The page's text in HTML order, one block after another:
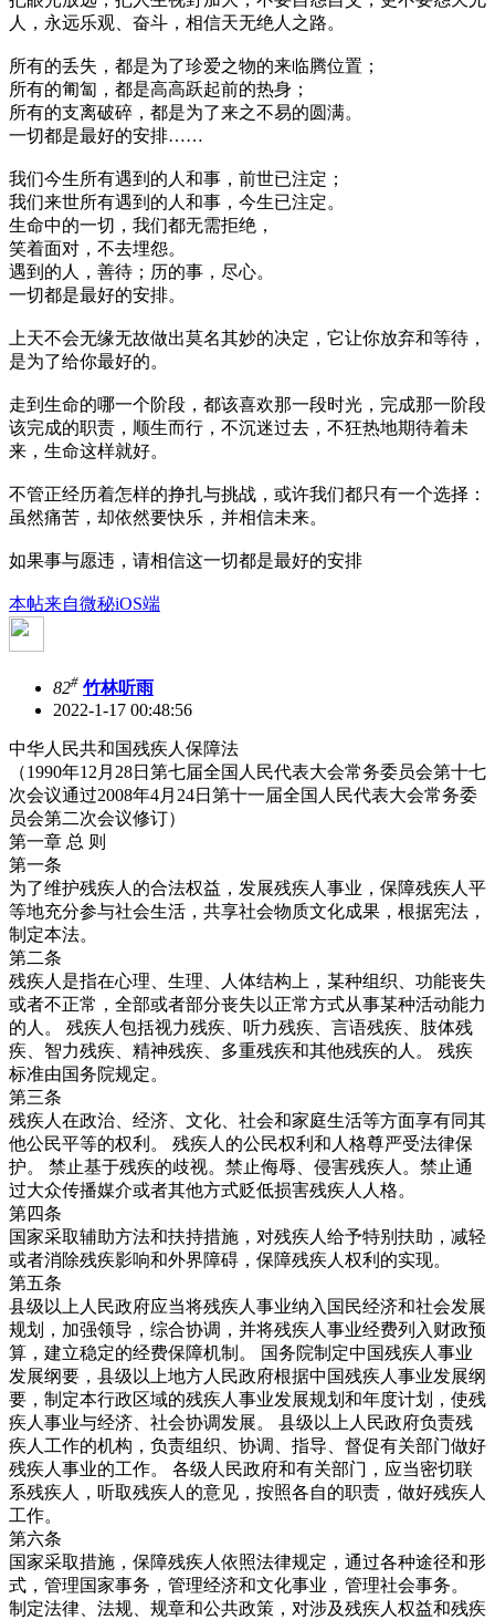
人，永远乐观、奋斗，相信天无绝人之路。
所有的丢失，都是为了珍爱之物的来临腾位置；
所有的匍匐，都是高高跃起前的热身；
所有的支离破碎，都是为了来之不易的圆满。
一切都是最好的安排……
我们今生所有遇到的人和事，前世已注定；
我们来世所有遇到的人和事，今生已注定。
生命中的一切，我们都无需拒绝，
笑着面对，不去埋怨。
遇到的人，善待；历的事，尽心。
一切都是最好的安排。
上天不会无缘无故做出莫名其妙的决定，它让你放弃和等待，
是为了给你最好的。
走到生命的哪一个阶段，都该喜欢那一段时光，完成那一阶段
该完成的职责，顺生而行，不沉迷过去，不狂热地期待着未
来，生命这样就好。
不管正经历着怎样的挣扎与挑战，或许我们都只有一个选择：
虽然痛苦，却依然要快乐，并相信未来。
如果事与愿违，请相信这一切都是最好的安排
本帖来自微秘iOS端
82# 竹林听雨
2022-1-17 00:48:56
中华人民共和国残疾人保障法
（1990年12月28日第七届全国人民代表大会常务委员会第十七
次会议通过2008年4月24日第十一届全国人民代表大会常务委
员会第二次会议修订）
第一章 总 则
第一条
为了维护残疾人的合法权益，发展残疾人事业，保障残疾人平
等地充分参与社会生活，共享社会物质文化成果，根据宪法，
制定本法。
第二条
残疾人是指在心理、生理、人体结构上，某种组织、功能丧失
或者不正常，全部或者部分丧失以正常方式从事某种活动能力
的人。 残疾人包括视力残疾、听力残疾、言语残疾、肢体残
疾、智力残疾、精神残疾、多重残疾和其他残疾的人。 残疾
标准由国务院规定。
第三条
残疾人在政治、经济、文化、社会和家庭生活等方面享有同其
他公民平等的权利。 残疾人的公民权利和人格尊严受法律保
护。 禁止基于残疾的歧视。禁止侮辱、侵害残疾人。禁止通
过大众传播媒介或者其他方式贬低损害残疾人人格。
第四条
国家采取辅助方法和扶持措施，对残疾人给予特别扶助，减轻
或者消除残疾影响和外界障碍，保障残疾人权利的实现。
第五条
县级以上人民政府应当将残疾人事业纳入国民经济和社会发展
规划，加强领导，综合协调，并将残疾人事业经费列入财政预
算，建立稳定的经费保障机制。 国务院制定中国残疾人事业
发展纲要，县级以上地方人民政府根据中国残疾人事业发展纲
要，制定本行政区域的残疾人事业发展规划和年度计划，使残
疾人事业与经济、社会协调发展。 县级以上人民政府负责残
疾人工作的机构，负责组织、协调、指导、督促有关部门做好
残疾人事业的工作。 各级人民政府和有关部门，应当密切联
系残疾人，听取残疾人的意见，按照各自的职责，做好残疾人
工作。
第六条
国家采取措施，保障残疾人依照法律规定，通过各种途径和形
式，管理国家事务，管理经济和文化事业，管理社会事务。
制定法律、法规、规章和公共政策，对涉及残疾人权益和残疾